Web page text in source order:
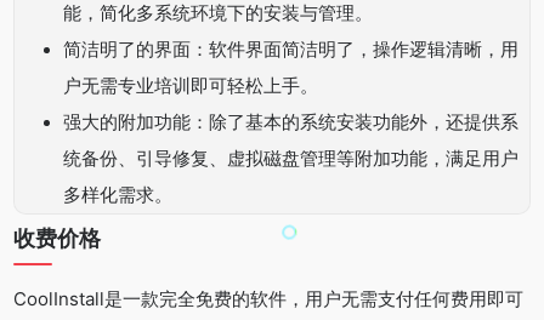
能，简化多系统环境下的安装与管理。
简洁明了的界面：软件界面简洁明了，操作逻辑清晰，用
户无需专业培训即可轻松上手。
强大的附加功能：除了基本的系统安装功能外，还提供系
统备份、引导修复、虚拟磁盘管理等附加功能，满足用户
多样化需求。
收费价格
CoolInstall是一款完全免费的软件，用户无需支付任何费用即可